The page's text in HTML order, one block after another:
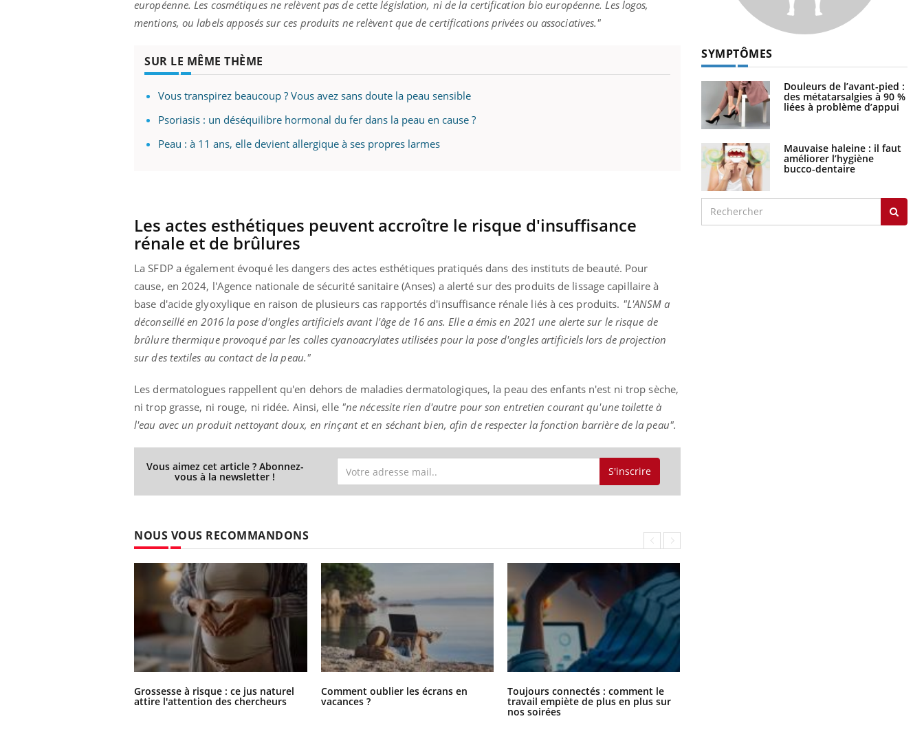
européenne. Les cosmétiques ne relèvent pas de cette législation, ni de la certification bio européenne. Les logos,
mentions, ou labels apposés sur ces produits ne relèvent que de certifications privées ou associatives."
SUR LE MÊME THÈME
Vous transpirez beaucoup ? Vous avez sans doute la peau sensible
Psoriasis : un déséquilibre hormonal du fer dans la peau en cause ?
Peau : à 11 ans, elle devient allergique à ses propres larmes
Les actes esthétiques peuvent accroître le risque d'insuffisance
rénale et de brûlures
La SFDP a également évoqué les dangers des actes esthétiques pratiqués dans des instituts de beauté. Pour
cause, en 2024, l'Agence nationale de sécurité sanitaire (Anses) a alerté sur des produits de lissage capillaire à
base d'acide glyoxylique en raison de plusieurs cas rapportés d'insuffisance rénale liés à ces produits. "L'ANSM a
déconseillé en 2016 la pose d'ongles artificiels avant l'âge de 16 ans. Elle a émis en 2021 une alerte sur le risque de
brûlure thermique provoqué par les colles cyanoacrylates utilisées pour la pose d'ongles artificiels lors de projection
sur des textiles au contact de la peau."
Les dermatologues rappellent qu'en dehors de maladies dermatologiques, la peau des enfants n'est ni trop sèche,
ni trop grasse, ni rouge, ni ridée. Ainsi, elle "ne nécessite rien d'autre pour son entretien courant qu'une toilette à
l'eau avec un produit nettoyant doux, en rinçant et en séchant bien, afin de respecter la fonction barrière de la peau".
Vous aimez cet article ? Abonnez-
vous à la newsletter ! S'inscrire
NOUS VOUS RECOMMANDONS
Grossesse à risque : ce jus naturel
attire l'attention des chercheurs
Comment oublier les écrans en
vacances ?
Toujours connectés : comment le
travail empiète de plus en plus sur
nos soirées
SYMPTÔMES
Douleurs de l’avant-pied :
des métatarsalgies à 90 %
liées à problème d’appui
Mauvaise haleine : il faut
améliorer l’hygiène
bucco-dentaire